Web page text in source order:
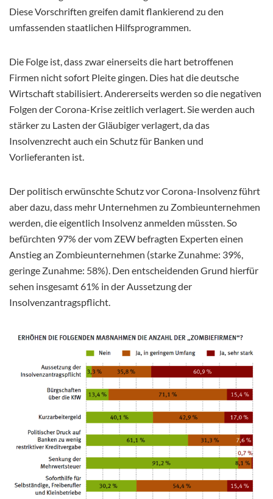
Diese Vorschriften greifen damit flankierend zu den
umfassenden staatlichen Hilfsprogrammen.
Die Folge ist, dass zwar einerseits die hart betroffenen
Firmen nicht sofort Pleite gingen. Dies hat die deutsche
Wirtschaft stabilisiert. Andererseits werden so die negativen
Folgen der Corona-Krise zeitlich verlagert. Sie werden auch
stärker zu Lasten der Gläubiger verlagert, da das
Insolvenzrecht auch ein Schutz für Banken und
Vorlieferanten ist.
Der politisch erwünschte Schutz vor Corona-Insolvenz führt
aber dazu, dass mehr Unternehmen zu Zombieunternehmen
werden, die eigentlich Insolvenz anmelden müssten. So
befürchten 97% der vom ZEW befragten Experten einen
Anstieg an Zombieunternehmen (starke Zunahme: 39%,
geringe Zunahme: 58%). Den entscheidenden Grund hierfür
sehen insgesamt 61% in der Aussetzung der
Insolvenzantragspflicht.